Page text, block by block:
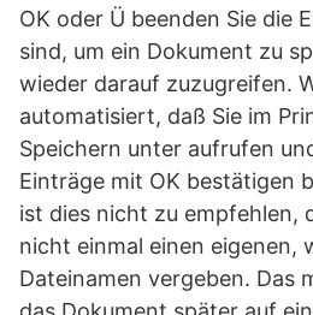
OK oder Ü beenden Sie die
sind, um ein Dokument zu
wieder darauf zuzugreifen.
automatisiert, daß Sie im
Speichern unter aufrufen
Einträge mit OK bestätigen
ist dies nicht zu empfehlen,
nicht einmal einen eigenen,
Dateinamen vergeben. Das